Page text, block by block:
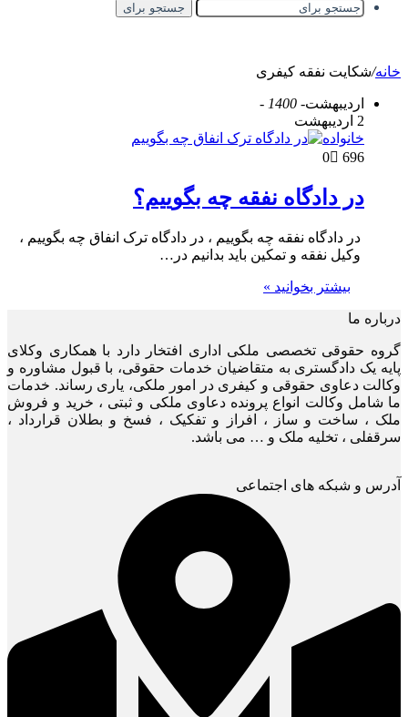
جستجو برای
خانه/شکایت نفقه کیفری
اردیبهشت- 1400 -
2 اردیبهشت
خانواده
0
696
در دادگاه نفقه چه بگوییم؟
در دادگاه نفقه چه بگوییم ، در دادگاه ترک انفاق چه بگوییم ،
وکیل نفقه و تمکین باید بدانیم در…
بیشتر بخوانید »
درباره ما
گروه حقوقی تخصصی ملکی اداری افتخار دارد با همکاری وکلای
پایه یک دادگستری به متقاضیان خدمات حقوقی، با قبول مشاوره و
وکالت دعاوی حقوقی و کیفری در امور ملکی، یاری رساند. خدمات
ما شامل وکالت انواع پرونده دعاوی ملکی و ثبتی ، خرید و فروش
ملک ، ساخت و ساز ، افراز و تفکیک ، فسخ و بطلان قرارداد ،
سرقفلی ، تخلیه ملک و … می باشد.
آدرس و شبکه های اجتماعی